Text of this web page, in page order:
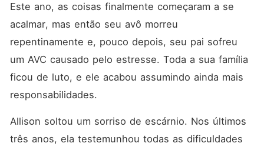
Este ano, as coisas finalmente começaram a se
acalmar, mas então seu avô morreu
repentinamente e, pouco depois, seu pai sofreu
um AVC causado pelo estresse. Toda a sua família
ficou de luto, e ele acabou assumindo ainda mais
responsabilidades.
Allison soltou um sorriso de escárnio. Nos últimos
três anos, ela testemunhou todas as dificuldades